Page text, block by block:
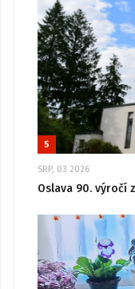
5
SRP, 03 2026
Oslava 90. výročí